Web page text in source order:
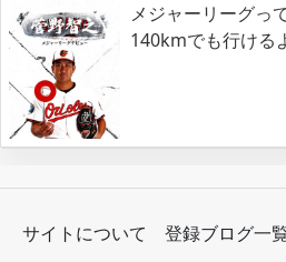
メジャーリーグっ
140kmでも行ける
サイトについて 登録ブログ一